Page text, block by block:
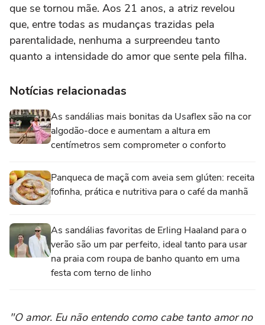
que se tornou mãe. Aos 21 anos, a atriz revelou
que, entre todas as mudanças trazidas pela
parentalidade, nenhuma a surpreendeu tanto
quanto a intensidade do amor que sente pela filha.
Notícias relacionadas
As sandálias mais bonitas da Usaflex são na cor
algodão-doce e aumentam a altura em
centímetros sem comprometer o conforto
Panqueca de maçã com aveia sem glúten: receita
fofinha, prática e nutritiva para o café da manhã
As sandálias favoritas de Erling Haaland para o
verão são um par perfeito, ideal tanto para usar
na praia com roupa de banho quanto em uma
festa com terno de linho
"O amor. Eu não entendo como cabe tanto amor no